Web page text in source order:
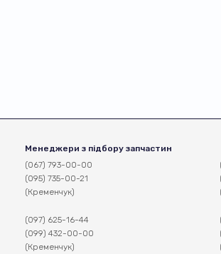
Менеджери з підбору запчастин
(067) 793-00-00
(095) 735-00-21
(Кременчук)
(097) 625-16-44
(099) 432-00-00
(Кременчук)